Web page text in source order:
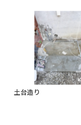
土台造り